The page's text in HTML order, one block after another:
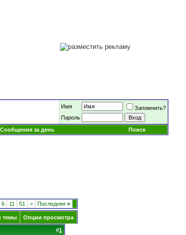
Имя
Запомнить?
Пароль
Сообщения за день Поиск
6 11 51 > Последняя »
темы Опции просмотра
#1